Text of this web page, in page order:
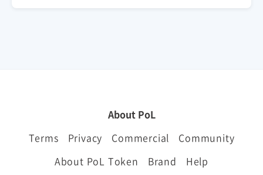
About PoL
Terms
Privacy Commercial
Community
About PoL Token
Brand Help